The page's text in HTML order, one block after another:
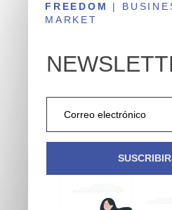
FREEDOM
|
MARKET